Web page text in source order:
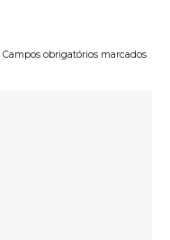
Campos obrigatórios marcados